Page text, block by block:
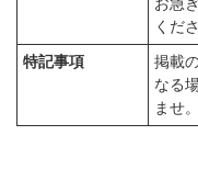
くだ
特記事項
掲載
なる
ませ。